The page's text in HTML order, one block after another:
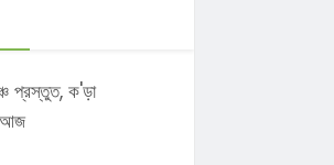
প্রস্তুত, ক'ড়া
আজ